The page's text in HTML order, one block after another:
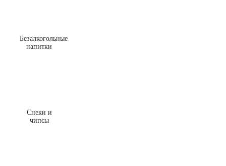
Безалкогольные
напитки
Снеки и
чипсы